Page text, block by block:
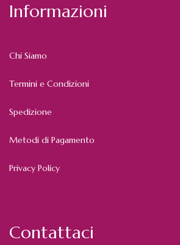
Informazioni
Chi Siamo
Termini e Condizioni
Spedizione
Metodi di Pagamento
Privacy Policy
Contattaci